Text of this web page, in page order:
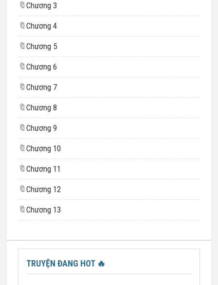
🔖 Chương 3
🔖 Chương 4
🔖 Chương 5
🔖 Chương 6
🔖 Chương 7
🔖 Chương 8
🔖 Chương 9
🔖 Chương 10
🔖 Chương 11
🔖 Chương 12
🔖 Chương 13
TRUYỆN ĐANG HOT 🔥